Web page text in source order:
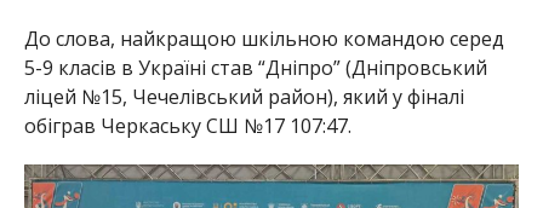
До слова, найкращою шкільною командою серед
5-9 класів в Україні став “Дніпро” (Дніпровський
ліцей №15, Чечелівський район), який у фіналі
обіграв Черкаську СШ №17 107:47.